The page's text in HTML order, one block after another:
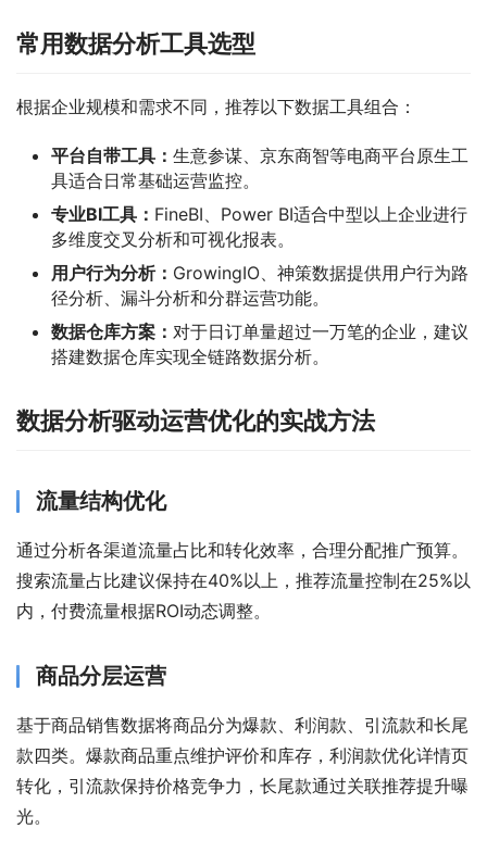
常用数据分析工具选型
根据企业规模和需求不同，推荐以下数据工具组合：
平台自带工具： 生意参谋、京东商智等电商平台原生工
具适合日常基础运营监控。
专业BI工具： FineBI、Power BI适合中型以上企业进行
多维度交叉分析和可视化报表。
用户行为分析： GrowingIO、神策数据提供用户行为路
径分析、漏斗分析和分群运营功能。
数据仓库方案： 对于日订单量超过一万笔的企业，建议
搭建数据仓库实现全链路数据分析。
数据分析驱动运营优化的实战方法
流量结构优化
通过分析各渠道流量占比和转化效率，合理分配推广预算。
搜索流量占比建议保持在40%以上，推荐流量控制在25%以
内，付费流量根据ROI动态调整。
商品分层运营
基于商品销售数据将商品分为爆款、利润款、引流款和长尾
款四类。爆款商品重点维护评价和库存，利润款优化详情页
转化，引流款保持价格竞争力，长尾款通过关联推荐提升曝
光。